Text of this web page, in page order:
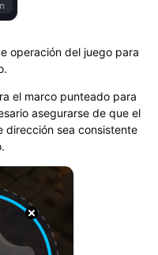
operación del juego para
el marco punteado para
asegurarse de que el
dirección sea consistente